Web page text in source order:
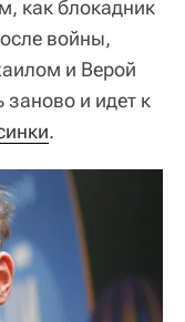
как блокадник
войны,
и Верой
и идет к
.